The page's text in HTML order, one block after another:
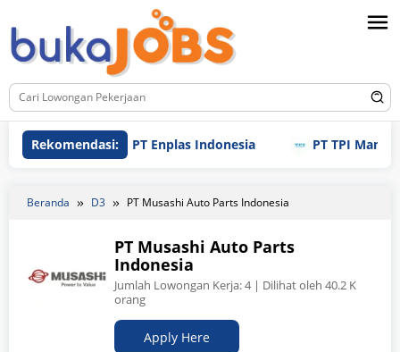
ke
konten
Rekomendasi:PT Enplas Indonesia PT TPI
Beranda D3 PT Musashi Auto Parts Indonesia
PT Musashi Auto Parts
Indonesia
Jumlah Lowongan Kerja:4| Dilihat oleh 40.2 K
orang
Apply Here